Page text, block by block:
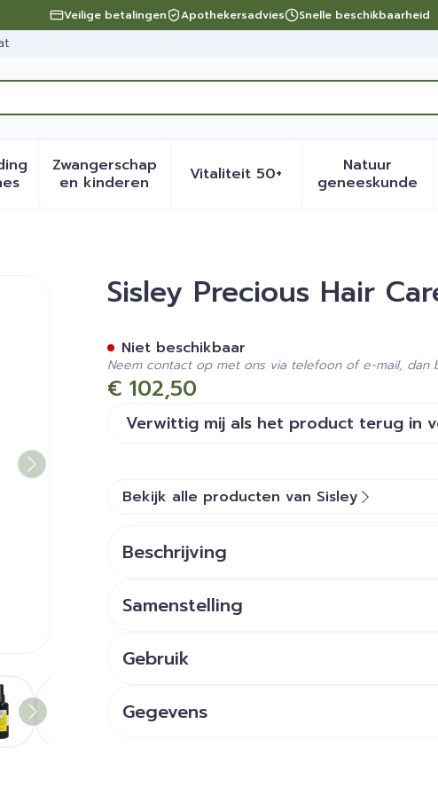
Veilige betalingen Apothekersadvies Snelle beschikbaarheid
verzorging en hygiëne categorie
submenu voor Dieet, voeding en vitamines categorie
Zwangerschap
en kinderenToon submenu voor Zwangerschap en
Vitaliteit 50+Toon submenu voor
Natuur
geneeskunde
Toon
larger image
Oil 100mlSisley Precious Hair
€ 102,50
Verwittig mij als het product terug in
Niet beschikbaar
Neem contact op met ons via telefoon of e-mail, dan
Bekijk alle producten van Sisley
Beschrijving
Samenstelling
Gebruik
Gegevens